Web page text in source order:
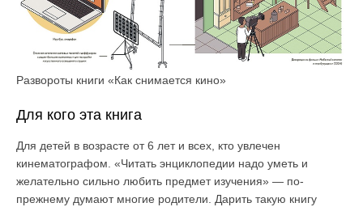
Развороты книги «Как снимается кино»
Для кого эта книга
Для детей в возрасте от 6 лет и всех, кто увлечен
кинематографом. «Читать энциклопедии надо уметь и
желательно сильно любить предмет изучения» — по-
прежнему думают многие родители. Дарить такую книгу